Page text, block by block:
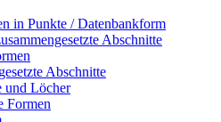
in Punkte / Datenbankform
Abschnitte
Abschnitte
und Löcher
Formen